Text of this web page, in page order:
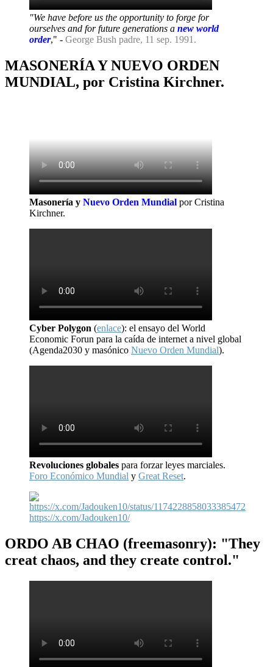
"We have before us the opportunity to forge for
ourselves and for future generations a new world
order," - George Bush padre, 11 sep. 1991.
MASONERÍA Y NUEVO ORDEN
MUNDIAL, por Cristina Kirchner.
Masonería y Nuevo Orden Mundial por Cristina
Kirchner.
Cyber Polygon (enlace): el ensayo del World
Economic Forun para la caída de internet a nivel global
(Agenda2030 y masónico Nuevo Orden Mundial).
Revoluciones globales para forzar leyes marciales.
Foro Económico Mundial y Great Reset.
https://x.com/Jadouken10/
ORDO AB CHAO (freemasonry): "They
creat chaos, and they create control."